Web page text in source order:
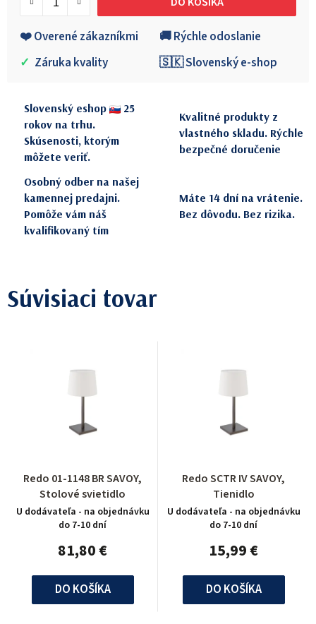
❤️ Overené zákazníkmi
🚚 Rýchle odoslanie
✓ Záruka kvality 🇸🇰 Slovenský e-shop
Slovenský eshop
25
rokov na trhu.
Skúsenosti, ktorým
môžete veriť.
Kvalitné produkty z
vlastného skladu. Rýchle
bezpečné doručenie
Osobný odber na našej
kamennej predajni.
Pomôže vám náš
kvalifikovaný tím
Máte 14 dní na vrátenie.
Bez dôvodu. Bez rizika.
Súvisiaci tovar
Redo 01-1148 BR SAVOY,
Stolové svietidlo
U dodávateľa - na objednávku
do 7-10 dní
81,80 €
DO KOŠÍKA
Redo SCTR IV SAVOY,
Tienidlo
U dodávateľa - na objednávku
do 7-10 dní
15,99 €
DO KOŠÍKA